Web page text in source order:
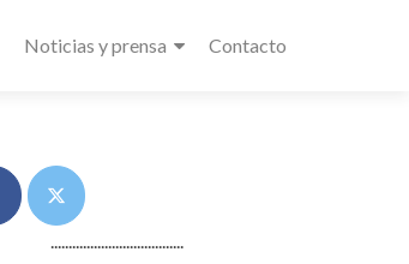
Noticias y prensa Contacto
.....................................